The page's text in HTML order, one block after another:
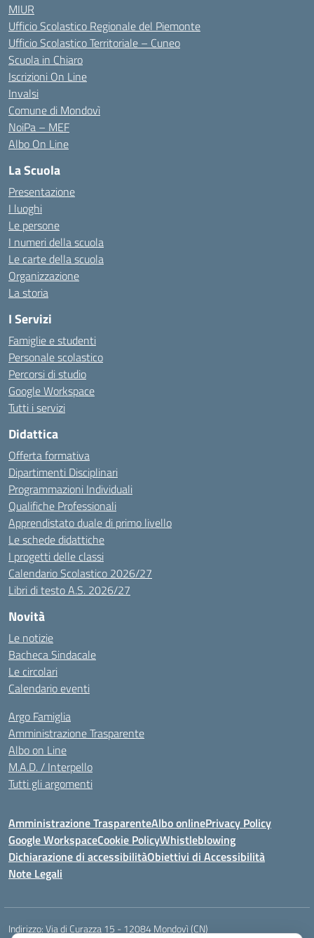
MIUR
Ufficio Scolastico Regionale del Piemonte
Ufficio Scolastico Territoriale – Cuneo
Scuola in Chiaro
Iscrizioni On Line
Invalsi
Comune di Mondovì
NoiPa – MEF
Albo On Line
La Scuola
Presentazione
I luoghi
Le persone
I numeri della scuola
Le carte della scuola
Organizzazione
La storia
I Servizi
Famiglie e studenti
Personale scolastico
Percorsi di studio
Google Workspace
Tutti i servizi
Didattica
Offerta formativa
Dipartimenti Disciplinari
Programmazioni Individuali
Qualifiche Professionali
Apprendistato duale di primo livello
Le schede didattiche
I progetti delle classi
Calendario Scolastico 2026/27
Libri di testo A.S. 2026/27
Novità
Le notizie
Bacheca Sindacale
Le circolari
Calendario eventi
Argo Famiglia
Amministrazione Trasparente
Albo on Line
M.A.D. / Interpello
Tutti gli argomenti
Amministrazione TrasparenteAlbo onlinePrivacy Policy
Google WorkspaceCookie PolicyWhistleblowing
Dichiarazione di accessibilitàObiettivi di Accessibilità
Note Legali
Indirizzo:Via di Curazza 15 - 12084 Mondovì (CN)